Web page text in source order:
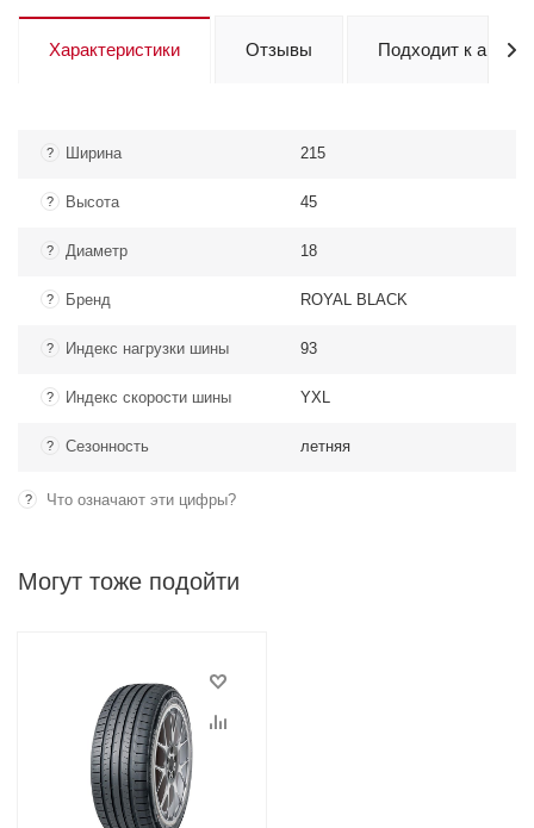
Характеристики Отзывы Подходит к авто
? Ширина 215
? Высота 45
? Диаметр 18
? Бренд ROYAL BLACK
? Индекс нагрузки шины 93
? Индекс скорости шины YXL
? Сезонность летняя
? Что означают эти цифры?
Могут тоже подойти